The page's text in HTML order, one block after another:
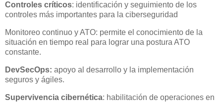
Controles críticos: identificación y seguimiento de los
controles más importantes para la ciberseguridad
Monitoreo continuo y ATO: permite el conocimiento de la
situación en tiempo real para lograr una postura ATO
constante.
DevSecOps: apoyo al desarrollo y la implementación
seguros y ágiles.
Supervivencia cibernética: habilitación de operaciones en